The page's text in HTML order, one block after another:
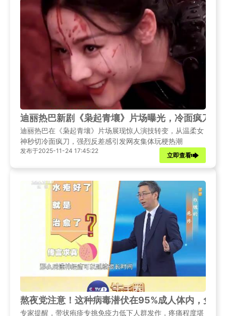
迪丽热巴新剧《枭起青壤》片场曝光，冷面疯刀造
迪丽热巴在《枭起青壤》片场展现惊人演技转变，从温柔女
神秒切冷面疯刀，强烈反差感引发网友集体玩梗热潮
发布于2025-11-24 17:45:22
立即查看
熬夜党注意！这种病毒潜伏在95%成人体内，免疫
专家提醒，带状疱疹专挑免疫力低下人群发作，疼痛程度堪